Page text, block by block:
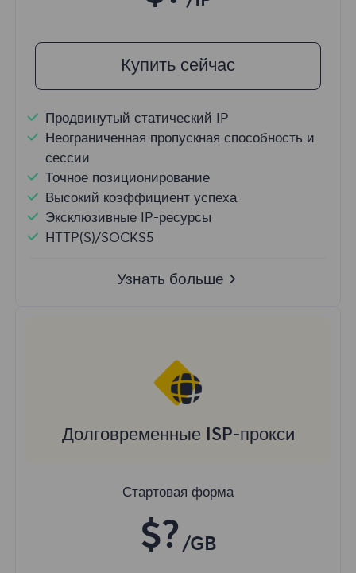
Купить сейчас
Продвинутый статический IP
Неограниченная пропускная способность и
сессии
Точное позиционирование
Высокий коэффициент успеха
Эксклюзивные IP-ресурсы
HTTP(S)/SOCKS5
Узнать больше
Долговременные ISP-прокси
Стартовая форма
$? /GB